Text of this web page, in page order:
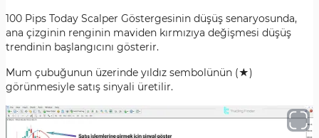
100 Pips Today Scalper Göstergesinin düşüş senaryosunda,
ana çizginin renginin maviden kırmızıya değişmesi düşüş
trendinin başlangıcını gösterir.
Mum çubuğunun üzerinde yıldız sembolünün (★)
görünmesiyle satış sinyali üretilir.